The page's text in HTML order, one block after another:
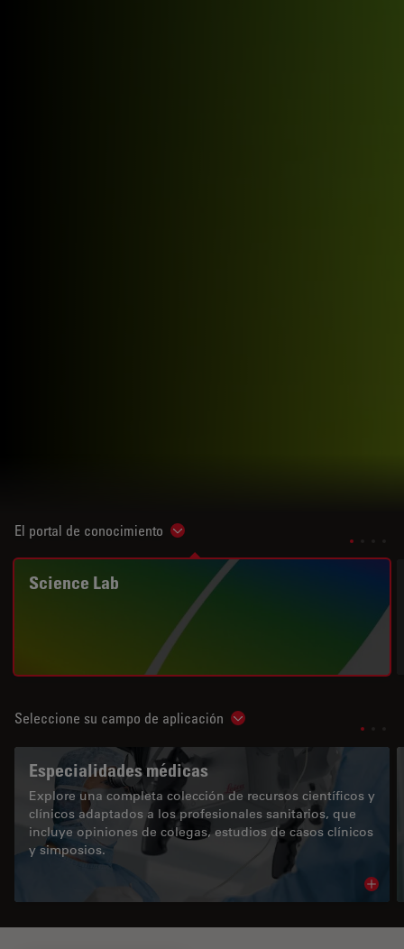
El portal de conocimiento Show subnavigation
Science Lab
Seleccione su campo de aplicación Show subnavigation
Especialidades médicas
Explore una completa colección de recursos científicos y
clínicos adaptados a los profesionales sanitarios, que
incluye opiniones de colegas, estudios de casos clínicos
y simposios.